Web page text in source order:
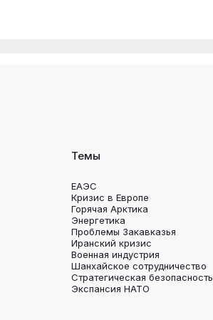
Темы
ЕАЭС
Кризис в Европе
Горячая Арктика
Энергетика
Проблемы Закавказья
Иранский кризис
Военная индустрия
Шанхайское сотрудничество
Стратегическая безопасность
Экспансия НАТО